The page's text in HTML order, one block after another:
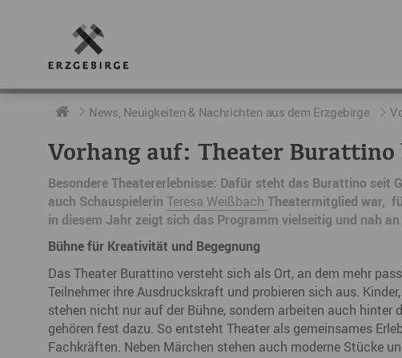
RUND UMS ERZGEBIRGE
Geschichte
Geografie
Der Erzgebirgskreis
Erzgebirgskrimi
Fakten
AKTUELLES
Neuigkeiten
Podcast „hERZschlag“
kurz
DIE BOTSCHAFTER
Botschafter im Überblick
Botschafterveranstaltungen
News, Neuigkeiten & Nachrichten aus dem Erzgebirge
Vorhang auf: Theater Burattino
Besondere Theatererlebnisse: Dafür steht das Burattino seit
auch Schauspielerin Teresa Weißbach Theatermitglied war,
in diesem Jahr zeigt sich das Programm vielseitig und nah
Bühne für Kreativität und Begegnung
Das Theater Burattino versteht sich als Ort, an dem mehr
Teilnehmer ihre Ausdruckskraft und probieren sich aus.
stehen nicht nur auf der Bühne, sondern arbeiten auch hinter
gehören fest dazu. So entsteht Theater als gemeinsames
Fachkräften. Neben Märchen stehen auch moderne Stücke